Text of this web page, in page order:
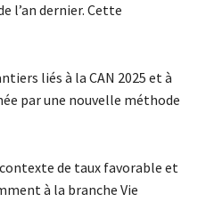
l’an dernier. Cette
liés à la CAN 2025 et à
par une nouvelle méthode
de taux favorable et
à la branche Vie